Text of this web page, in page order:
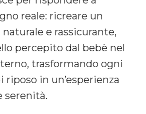
reale: ricreare un
e rassicurante,
percepito dal bebè nel
trasformando ogni
in un’esperienza
serenità.